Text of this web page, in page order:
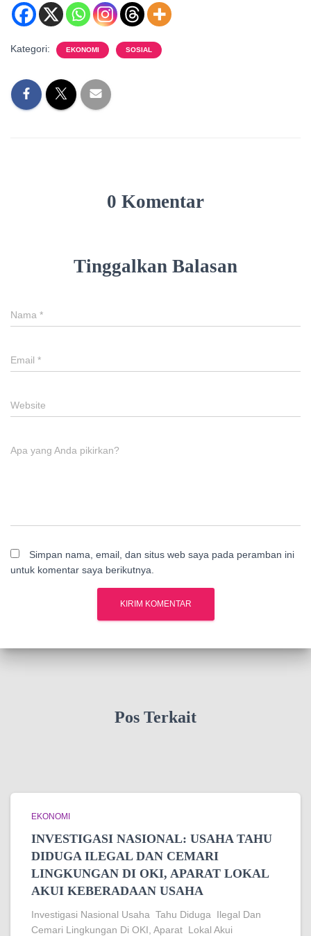
Kategori: EKONOMI SOSIAL
0 Komentar
Tinggalkan Balasan
Nama *
Email *
Website
Apa yang Anda pikirkan?
Simpan nama, email, dan situs web saya pada peramban ini
untuk komentar saya berikutnya.
Pos Terkait
EKONOMI
INVESTIGASI NASIONAL: USAHA TAHU
DIDUGA ILEGAL DAN CEMARI
LINGKUNGAN DI OKI, APARAT LOKAL
AKUI KEBERADAAN USAHA
Investigasi Nasional Usaha Tahu Diduga Ilegal Dan
Cemari Lingkungan Di OKI, Aparat Lokal Akui